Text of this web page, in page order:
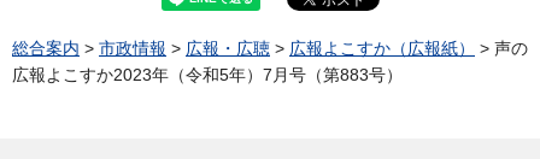
総合案内 > 市政情報 > 広報・広聴 > 広報よこすか（広報紙）
> 声の
広報よこすか2023年（令和5年）7月号（第883号）